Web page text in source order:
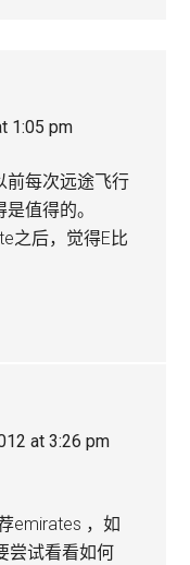
1:05 pm
前每次远途飞行
值得的。
之后，觉得E比
at 3:26 pm
emirates ，如
尝试看看如何